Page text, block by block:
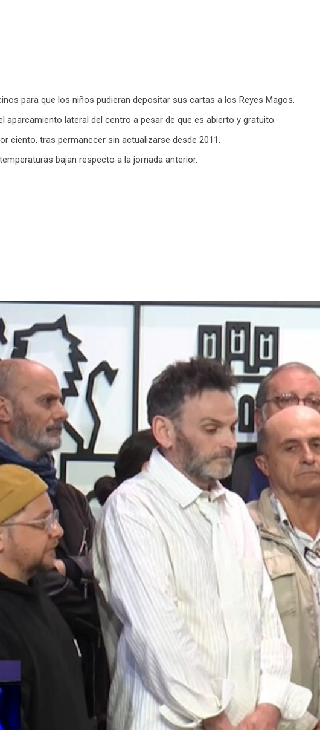
para que los niños pudieran depositar sus cartas a los Reyes Magos.
aparcamiento lateral del centro a pesar de que es abierto y gratuito.
ciento, tras permanecer sin actualizarse desde 2011.
bajan respecto a la jornada anterior.